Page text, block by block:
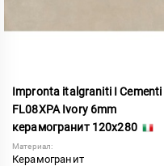
Impronta italgraniti I Cementi
FL08XPA Ivory 6mm
керамогранит 120x280
Материал:
Керамогранит